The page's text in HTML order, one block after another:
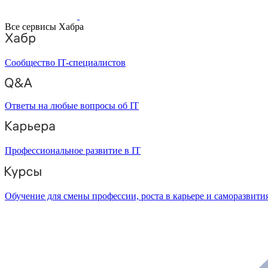
Все сервисы Хабра
Сообщество IT-специалистов
Ответы на любые вопросы об IT
Профессиональное развитие в IT
Обучение для смены профессии, роста в карьере и